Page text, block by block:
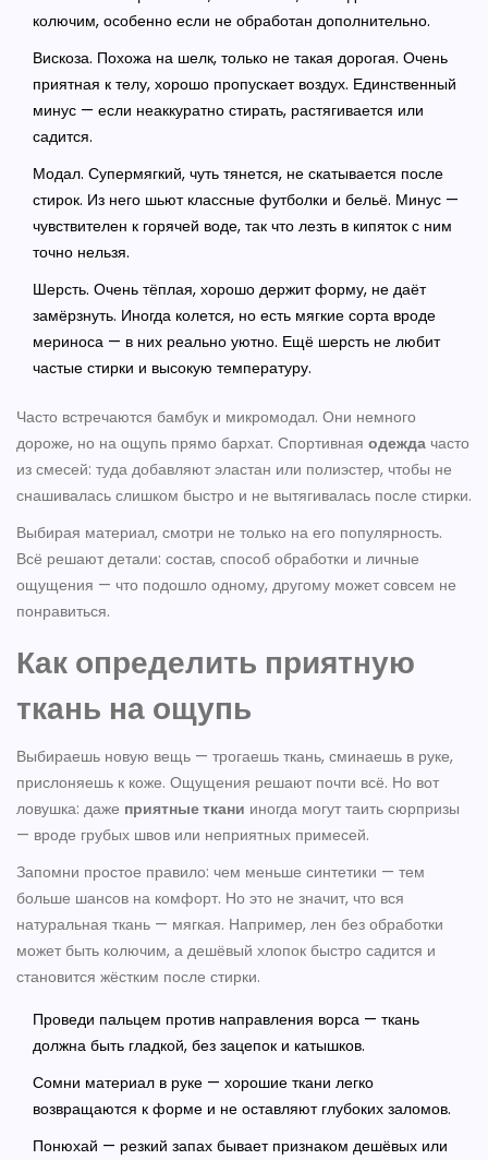
колючим, особенно если не обработан дополнительно.
Вискоза. Похожа на шелк, только не такая дорогая. Очень
приятная к телу, хорошо пропускает воздух. Единственный
минус — если неаккуратно стирать, растягивается или
садится.
Модал. Супермягкий, чуть тянется, не скатывается после
стирок. Из него шьют классные футболки и бельё. Минус —
чувствителен к горячей воде, так что лезть в кипяток с ним
точно нельзя.
Шерсть. Очень тёплая, хорошо держит форму, не даёт
замёрзнуть. Иногда колется, но есть мягкие сорта вроде
мериноса — в них реально уютно. Ещё шерсть не любит
частые стирки и высокую температуру.
Часто встречаются бамбук и микромодал. Они немного
дороже, но на ощупь прямо бархат. Спортивная одежда часто
из смесей: туда добавляют эластан или полиэстер, чтобы не
снашивалась слишком быстро и не вытягивалась после стирки.
Выбирая материал, смотри не только на его популярность.
Всё решают детали: состав, способ обработки и личные
ощущения — что подошло одному, другому может совсем не
понравиться.
Как определить приятную
ткань на ощупь
Выбираешь новую вещь — трогаешь ткань, сминаешь в руке,
прислоняешь к коже. Ощущения решают почти всё. Но вот
ловушка: даже приятные ткани иногда могут таить сюрпризы
— вроде грубых швов или неприятных примесей.
Запомни простое правило: чем меньше синтетики — тем
больше шансов на комфорт. Но это не значит, что вся
натуральная ткань — мягкая. Например, лен без обработки
может быть колючим, а дешёвый хлопок быстро садится и
становится жёстким после стирки.
Проведи пальцем против направления ворса — ткань
должна быть гладкой, без зацепок и катышков.
Сомни материал в руке — хорошие ткани легко
возвращаются к форме и не оставляют глубоких заломов.
Понюхай — резкий запах бывает признаком дешёвых или